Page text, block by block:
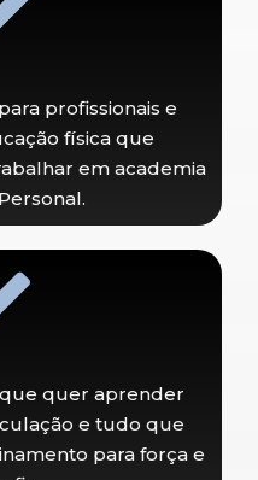
profissionais e
física que
em academia
quer aprender
e tudo que
para força e